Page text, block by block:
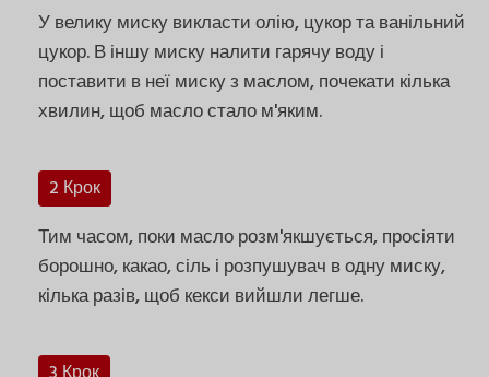
У велику миску викласти олію, цукор та ванільний
цукор. В іншу миску налити гарячу воду і
поставити в неї миску з маслом, почекати кілька
хвилин, щоб масло стало м'яким.
2 Крок
Тим часом, поки масло розм'якшується, просіяти
борошно, какао, сіль і розпушувач в одну миску,
кілька разів, щоб кекси вийшли легше.